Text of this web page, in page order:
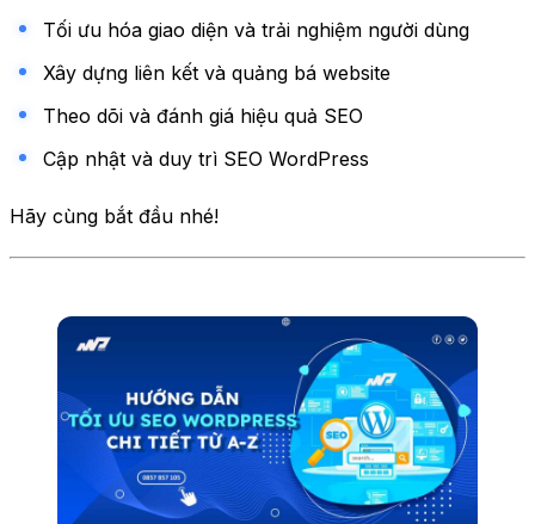
Tối ưu hóa giao diện và trải nghiệm người dùng
Xây dựng liên kết và quảng bá website
Theo dõi và đánh giá hiệu quả SEO
Cập nhật và duy trì SEO WordPress
Hãy cùng bắt đầu nhé!